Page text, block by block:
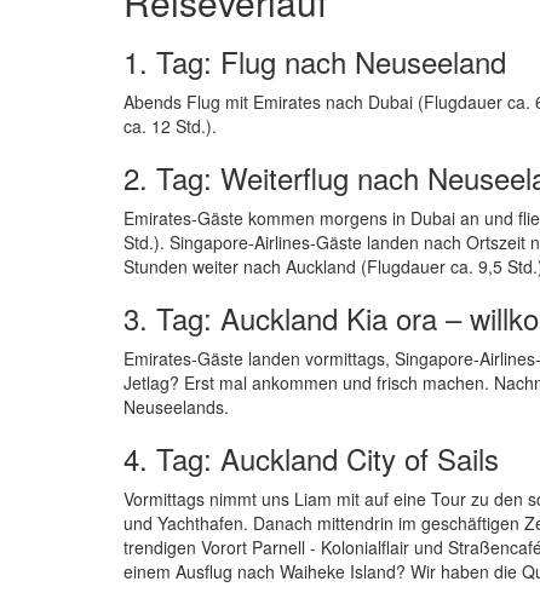
1. Tag: Flug nach Neuseeland
Abends Flug mit Emirates nach Dubai (Flugdauer
ca. 12 Std.).
2. Tag: Weiterflug nach
Emirates-Gäste kommen morgens in Dubai an und
Std.). Singapore-Airlines-Gäste landen nach Ortszeit
Stunden weiter nach Auckland (Flugdauer ca. 9,5
3. Tag: Auckland Kia ora –
Emirates-Gäste landen vormittags, Singapore-
Jetlag? Erst mal ankommen und frisch machen.
Neuseelands.
4. Tag: Auckland City of Sails
Vormittags nimmt uns Liam mit auf eine Tour zu den
und Yachthafen. Danach mittendrin im geschäftigen
trendigen Vorort Parnell - Kolonialflair und
einem Ausflug nach Waiheke Island? Wir haben die